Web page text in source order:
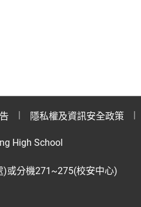
隱私權及資訊安全政策
High School
或分機271~275(校安中心)